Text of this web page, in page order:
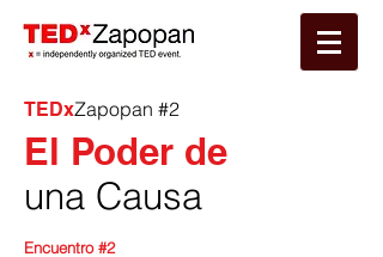
TEDxZapopan #2
El Poder de
una Causa
Encuentro #2